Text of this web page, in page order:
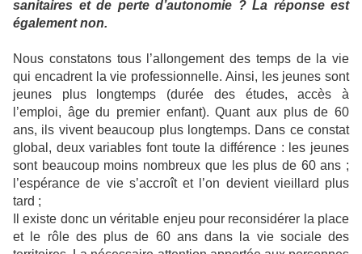
sanitaires et de perte d’autonomie ? La réponse est
également non.
Nous constatons tous l’allongement des temps de la vie
qui encadrent la vie professionnelle. Ainsi, les jeunes sont
jeunes plus longtemps (durée des études, accès à
l’emploi, âge du premier enfant). Quant aux plus de 60
ans, ils vivent beaucoup plus longtemps. Dans ce constat
global, deux variables font toute la différence : les jeunes
sont beaucoup moins nombreux que les plus de 60 ans ;
l’espérance de vie s’accroît et l’on devient vieillard plus
tard ;
Il existe donc un véritable enjeu pour reconsidérer la place
et le rôle des plus de 60 ans dans la vie sociale des